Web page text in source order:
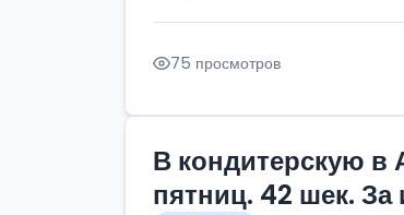
75 просмотров
В кондитерскую в
пятниц. 42 шек.